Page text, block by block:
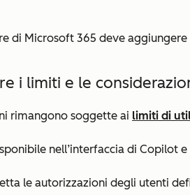
di Microsoft 365 deve
i limiti e le
rimangono soggette ai limiti di
nell’interfaccia di Copilot
le autorizzazioni degli utenti